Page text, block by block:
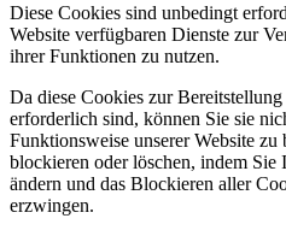
Diese Cookies sind unbedingt
Website verfügbaren Dienste zur
ihrer Funktionen zu nutzen.
Da diese Cookies zur
erforderlich sind, können Sie sie
Funktionsweise unserer Website
blockieren oder löschen, indem Sie
ändern und das Blockieren aller
erzwingen.